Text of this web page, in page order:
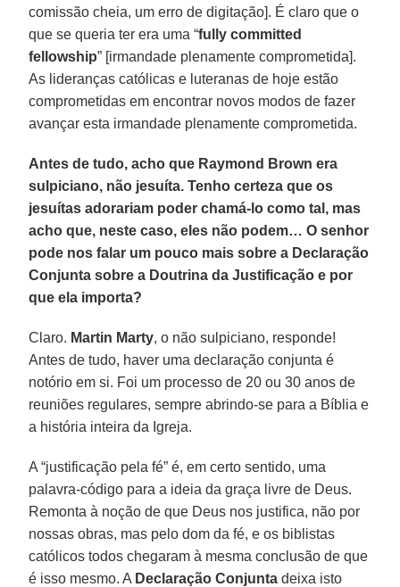
comissão cheia, um erro de digitação]. É claro que o
que se queria ter era uma “fully committed
fellowship” [irmandade plenamente comprometida].
As lideranças católicas e luteranas de hoje estão
comprometidas em encontrar novos modos de fazer
avançar esta irmandade plenamente comprometida.
Antes de tudo, acho que Raymond Brown era
sulpiciano, não jesuíta. Tenho certeza que os
jesuítas adorariam poder chamá-lo como tal, mas
acho que, neste caso, eles não podem… O senhor
pode nos falar um pouco mais sobre a Declaração
Conjunta sobre a Doutrina da Justificação e por
que ela importa?
Claro. Martin Marty, o não sulpiciano, responde!
Antes de tudo, haver uma declaração conjunta é
notório em si. Foi um processo de 20 ou 30 anos de
reuniões regulares, sempre abrindo-se para a Bíblia e
a história inteira da Igreja.
A “justificação pela fé” é, em certo sentido, uma
palavra-código para a ideia da graça livre de Deus.
Remonta à noção de que Deus nos justifica, não por
nossas obras, mas pelo dom da fé, e os biblistas
católicos todos chegaram à mesma conclusão de que
é isso mesmo. A Declaração Conjunta deixa isto